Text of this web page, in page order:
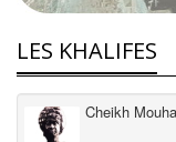
LES KHALIFES
Cheikh